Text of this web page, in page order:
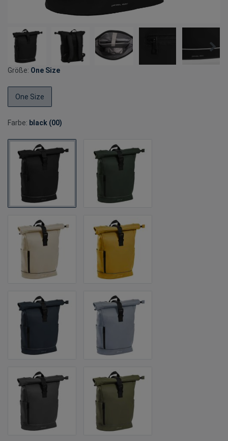
Größe: One Size
One Size
Farbe: black (00)